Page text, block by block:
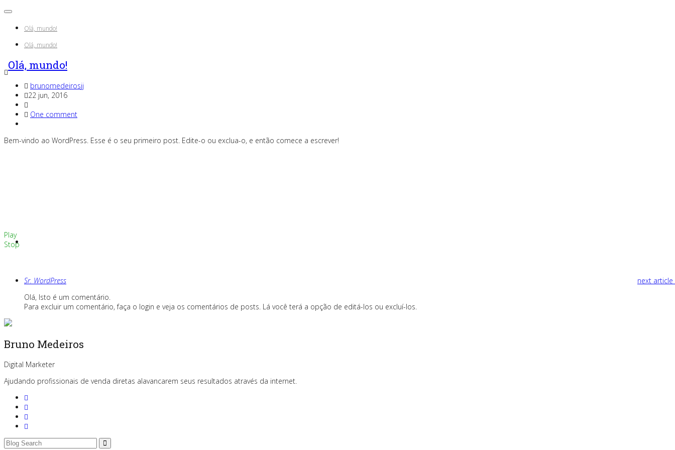
Olá, mundo!
Olá, mundo!
Olá, mundo!
brunomedeirosjj
22 jun, 2016
One comment
Bem-vindo ao WordPress. Esse é o seu primeiro post. Edite-o ou exclua-o, e então comece a escrever!
Play
Stop
next article
Sr. WordPress
Olá, Isto é um comentário.
Para excluir um comentário, faça o login e veja os comentários de posts. Lá você terá a opção de editá-los ou excluí-los.
Bruno Medeiros
Digital Marketer
Ajudando profissionais de venda diretas alavancarem seus resultados através da internet.